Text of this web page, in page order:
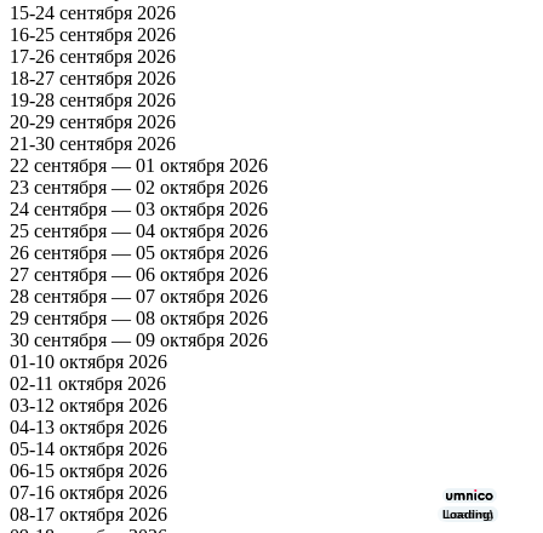
Loading
Loading\
15-24 сентября 2026
16-25 сентября 2026
17-26 сентября 2026
18-27 сентября 2026
19-28 сентября 2026
20-29 сентября 2026
21-30 сентября 2026
22 сентября — 01 октября 2026
23 сентября — 02 октября 2026
24 сентября — 03 октября 2026
25 сентября — 04 октября 2026
26 сентября — 05 октября 2026
27 сентября — 06 октября 2026
28 сентября — 07 октября 2026
29 сентября — 08 октября 2026
30 сентября — 09 октября 2026
01-10 октября 2026
02-11 октября 2026
03-12 октября 2026
04-13 октября 2026
05-14 октября 2026
06-15 октября 2026
07-16 октября 2026
08-17 октября 2026